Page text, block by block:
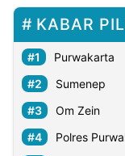
KABAR
Purwakarta
Sumenep
Om Zein
Polres